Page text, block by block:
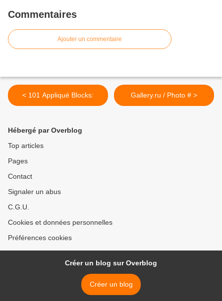
Commentaires
Ajouter un commentaire
< 101 Appliqué Blocks: Gallery.ru / Photo # >
Hébergé par Overblog
Top articles
Pages
Contact
Signaler un abus
C.G.U.
Cookies et données personnelles
Préférences cookies
Créer un blog sur Overblog
Créer un blog